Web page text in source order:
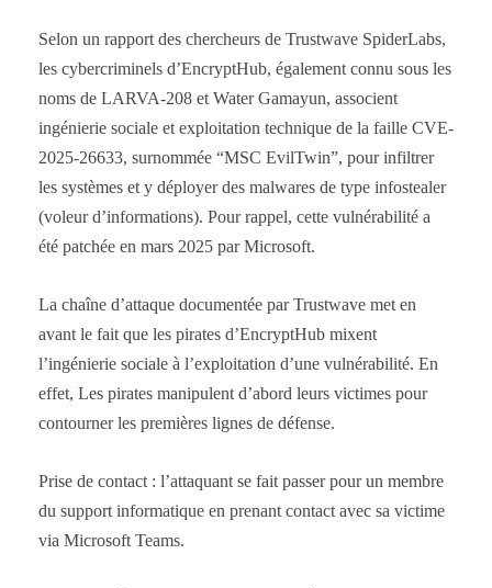
Selon un rapport des chercheurs de Trustwave SpiderLabs,
les cybercriminels d’EncryptHub, également connu sous les
noms de LARVA-208 et Water Gamayun, associent
ingénierie sociale et exploitation technique de la faille CVE-
2025-26633, surnommée “MSC EvilTwin”, pour infiltrer
les systèmes et y déployer des malwares de type infostealer
(voleur d’informations). Pour rappel, cette vulnérabilité a
été patchée en mars 2025 par Microsoft.
La chaîne d’attaque documentée par Trustwave met en
avant le fait que les pirates d’EncryptHub mixent
l’ingénierie sociale à l’exploitation d’une vulnérabilité. En
effet, Les pirates manipulent d’abord leurs victimes pour
contourner les premières lignes de défense.
Prise de contact : l’attaquant se fait passer pour un membre
du support informatique en prenant contact avec sa victime
via Microsoft Teams.